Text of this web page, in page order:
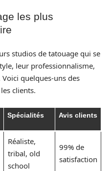
les plus
studios de tatouage qui se
leur professionnalisme,
quelques-uns des
clients.
Spécialités Avis clients
Réaliste,
tribal, old
school
99% de
satisfaction